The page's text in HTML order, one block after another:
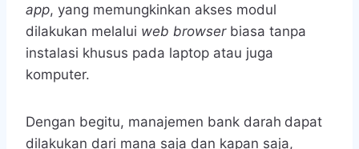
app, yang memungkinkan akses modul
dilakukan melalui web browser biasa tanpa
instalasi khusus pada laptop atau juga
komputer.
Dengan begitu, manajemen bank darah dapat
dilakukan dari mana saja dan kapan saja,